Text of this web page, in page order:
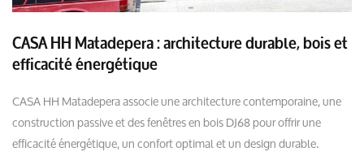
CASA HH Matadepera : architecture durable, bois et
efficacité énergétique
CASA HH Matadepera associe une architecture contemporaine, une
construction passive et des fenêtres en bois DJ68 pour offrir une
efficacité énergétique, un confort optimal et un design durable.